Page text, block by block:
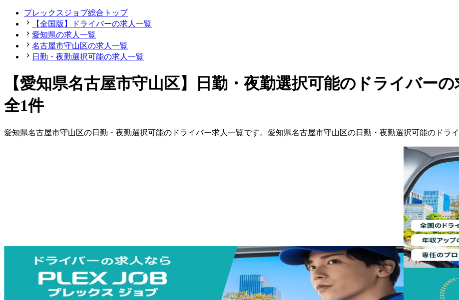
プレックスジョブ総合トップ
【全国版】ドライバーの求人一覧
愛知県の求人一覧
名古屋市守山区の求人一覧
日勤・夜勤選択可能の求人一覧
【愛知県名古屋市守山区】日勤・夜勤選択可能のドライバー
全1件
愛知県名古屋市守山区の日勤・夜勤選択可能の ドライバー求人一覧です。 愛知県名古屋市守山区の日勤・夜勤選択可能の ドラ